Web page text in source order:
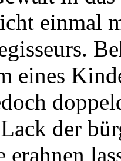
einmal
eines
der
erahnen